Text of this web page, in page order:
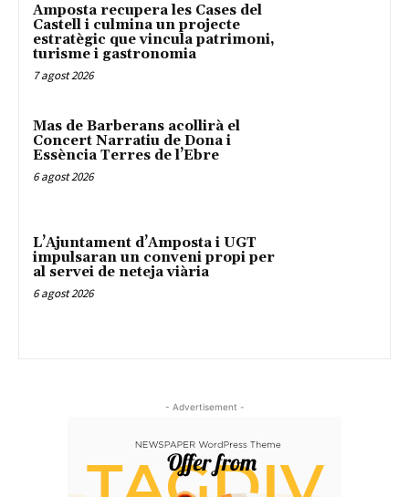
Amposta recupera les Cases del
Castell i culmina un projecte
estratègic que vincula patrimoni,
turisme i gastronomia
7 agost 2026
Mas de Barberans acollirà el
Concert Narratiu de Dona i
Essència Terres de l’Ebre
6 agost 2026
L’Ajuntament d’Amposta i UGT
impulsaran un conveni propi per
al servei de neteja viària
6 agost 2026
- Advertisement -